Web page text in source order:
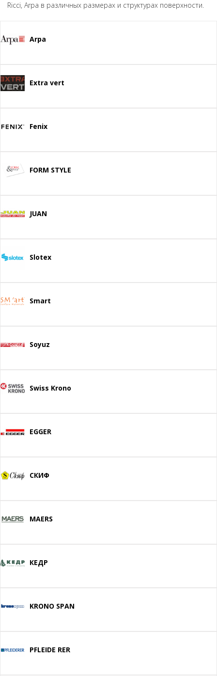
Ricci, Arpa в различных размерах и структурах поверхности.
Arpa
Extra vert
Fenix
FORM STYLE
JUAN
Slotex
Smart
Soyuz
Swiss Krono
EGGER
СКИФ
MAERS
КЕДР
KRONO SPAN
PFLEIDE RER